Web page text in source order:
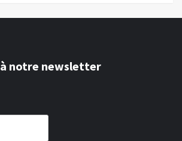
notre newsletter